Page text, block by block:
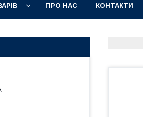
ПРО НАС КОНТАКТИ